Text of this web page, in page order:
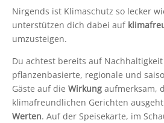
Nirgends ist Klimaschutz so lecker
unterstützen dich dabei auf
umzusteigen.
Du achtest bereits auf
pflanzenbasierte, regionale und
Gäste auf die Wirkung aufmerksam,
klimafreundlichen Gerichten
Werten. Auf der Speisekarte, im